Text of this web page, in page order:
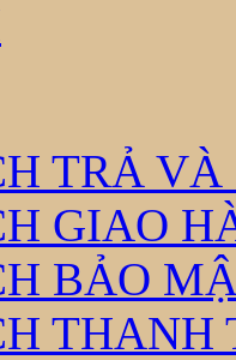
TRẢ
GIAO
BẢO
THANH